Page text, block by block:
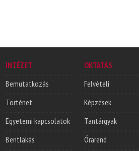
INTÉZET
Bemutatkozás
Történet
Egyetemi kapcsolatok
Bentlakás
OKTATÁS
Felvételi
Képzések
Tantárgyak
Órarend